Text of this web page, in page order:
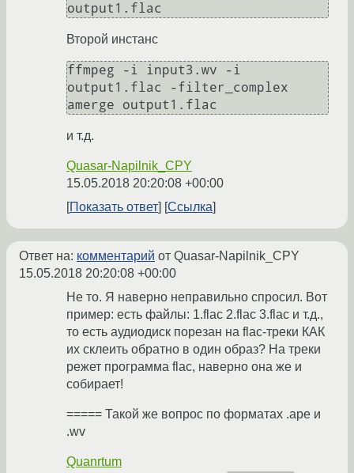
output1.flac
Второй инстанс
ffmpeg -i input3.wv -i
output1.flac -filter_complex
amerge output1.flac
и т.д.
Quasar-Napilnik_CPY
15.05.2018 20:20:08 +00:00
Показать ответ
Ссылка
Ответ на: комментарий от Quasar-Napilnik_CPY
15.05.2018 20:20:08 +00:00
Не то. Я наверно неправильно спросил. Вот
пример: есть файлы: 1.flac 2.flac 3.flac и т.д.,
то есть аудиодиск порезан на flac-треки КАК
их склеить обратно в один образ? На треки
режет программа flac, наверно она же и
собирает!
===== Такой же вопрос по форматах .ape и
.wv
Quanrtum